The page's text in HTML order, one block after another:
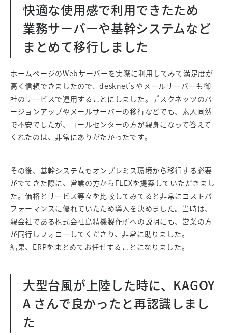
快適な使用感で利用できたため
業務サーバーや基幹システムなど
まとめて移行しました
ホームページのWebサーバーを実際に利用してみて満足度が
高く信頼できましたので、desknet’s やメールサーバーも御
社のサービスで運用することにしました。デスクネッツのバ
ージョンアップやメールサーバーの移行などでも、素人同然
で不安でしたが、コールセンターの方が親身になって答えて
くれたのは、非常にありがたかったです。
その後、基幹システムもオンプレミス環境から移行する必要
がでてきた際に、営業の方からFLEXを提案していただきまし
た。価格とサービス等々を比較してみてると非常にコストパ
フォーマンスに優れていたため導入を決めました。当時は、
親会社である株式会社島精機製作所への説明にも、営業の方
が同行しフォローしてくださり、非常に助りました。
結果、ERPをまとめてお任せすることになりました。
大型台風が上陸した時に、KAGOY
A さんで良かったと再認識しまし
た